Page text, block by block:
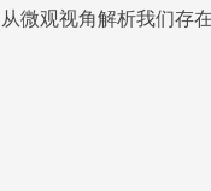
微观视角解析我们存